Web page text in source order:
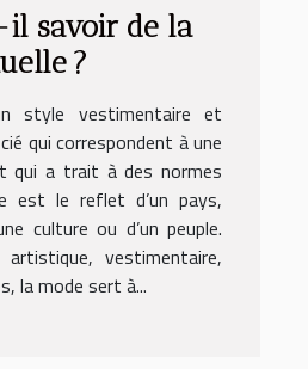
il savoir de la
?
style vestimentaire et
qui correspondent à une
qui a trait à des normes
est le reflet d’un pays,
culture ou d’un peuple.
artistique, vestimentaire,
la mode sert à...